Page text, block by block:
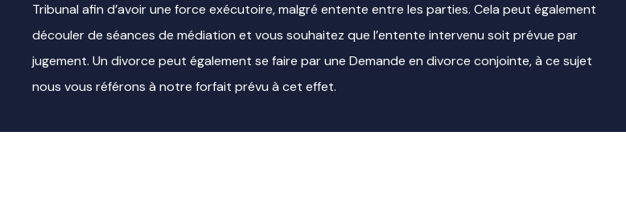
Tribunal afin d’avoir une force exécutoire, malgré entente entre les parties. Cela peut également
découler de séances de médiation et vous souhaitez que l’entente intervenu soit prévue par
jugement. Un divorce peut également se faire par une Demande en divorce conjointe, à ce sujet
nous vous référons à notre forfait prévu à cet effet.